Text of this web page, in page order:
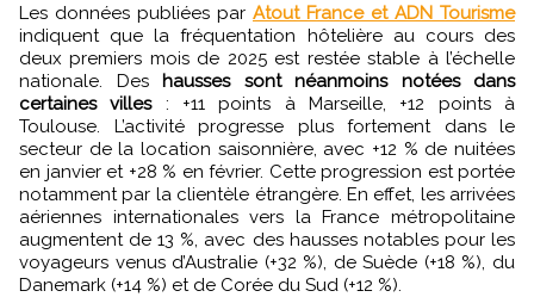
Les données publiées par Atout France et ADN Tourisme
indiquent que la fréquentation hôtelière au cours des
deux premiers mois de 2025 est restée stable à l’échelle
nationale. Des hausses sont néanmoins notées dans
certaines villes: +11 points à Marseille, +12 points à
Toulouse. L’activité progresse plus fortement dans le
secteur de la location saisonnière, avec +12 % de nuitées
en janvier et +28 % en février. Cette progression est portée
notamment par la clientèle étrangère. En effet, les arrivées
aériennes internationales vers la France métropolitaine
augmentent de 13 %, avec des hausses notables pour les
voyageurs venus d’Australie (+32 %), de Suède (+18 %), du
Danemark (+14 %) et de Corée du Sud (+12 %).